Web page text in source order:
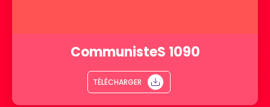
CommunisteS 1090
TÉLÉCHARGER